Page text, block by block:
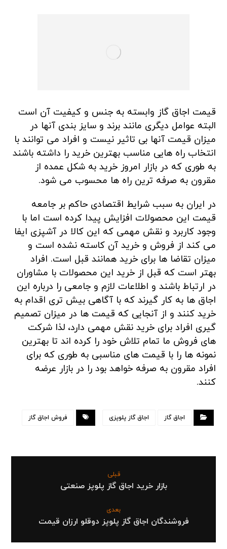
قیمت اجاق گاز وابسته به جنس و کیفیت آن است
البته عوامل دیگری مانند برند و سایز بندی آنها در
میزان قیمت آنها بی تاثیر نیست و افراد می توانند با
انتخاب راه هایی مناسب بهترین خرید را داشته باشند
به طوری که در بازار امروز خرید به شکل عمده از
مقرون به صرفه ترین راه ها محسوب می شود.
در ایران به سبب شرایط اقتصادی حاکم بر جامعه
قیمت این محصولات افزایش پیدا کرده است اما با
وجود کاربرد و نقش مهمی که این کالا در آشپزی ایفا
می کند از فروش و خرید آن کاسته نشده است و
میزان تقاضا ها برای خرید همانند قبل است. افراد
بهتر است که قبل از خرید این محصولات با مشاوران
در ارتباط باشند و اطلاعات لازم و جامعی را درباره این
اجاق ها به کار گیرند که با آگاهی بیش تری اقدام به
خرید کنند و از آنجایی که قیمت ها در میزان تصمیم
گیری افراد برای خرید نقش مهمی دارد، لذا شرکت
های فروش ما تمام تلاش خود را کرده اند تا بهترین
نمونه ها را با قیمت های مناسبی به طوری که برای
افراد مقرون به صرفه خواهد بود را در بازار عرضه
کنند.
اجاق گاز اجاق گاز پلوپزی فروش اجاق گاز
قبلی
بازار خرید اجاق گاز پلوپز صنعتی
بعدی
فروشندگان اجاق گاز پلوپز دوقلو ارزان قیمت